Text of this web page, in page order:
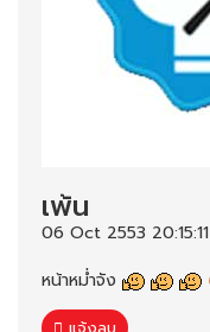
เพ้น
06 Oct 2553 20:15:11
หน้าหม่ำจัง